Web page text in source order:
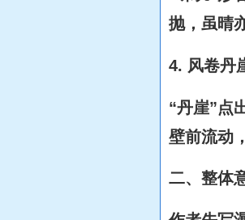
抛，虽晴
4. 风卷丹
“丹崖”点
壁前流动
二、整体